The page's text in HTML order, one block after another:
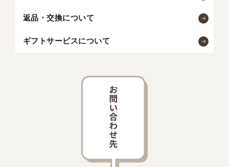
返品・交換について
ギフトサービスについて